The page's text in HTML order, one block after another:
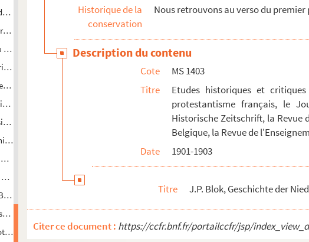
Genêve, I
de Genêve, I
d'après Guy Patin
la Ligue de Constance
sur la Suède
am Strassb. Münster
de Saint-Hubert
gegen die Weltmacht der Osmanen
Comté
sous Charles VI
Kirchen Frankreichs
Historique de la
conservation
Nous retrouvons au verso du
Description du contenu
Cote
MS 1403
Titre
Etudes historiques et
protestantisme français, le
Historische Zeitschrift, la Revue
Belgique, la Revue de
Date
1901-1903
Titre J.P. Blok, Geschichte der
Citer ce document : https://ccfr.bnf.fr/portailccfr/jsp/